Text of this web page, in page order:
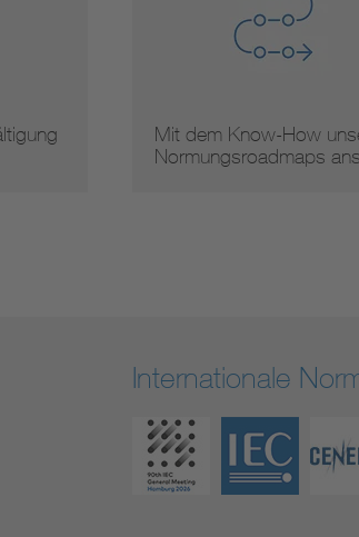
Mit dem Know-How
Normungsroadmaps
Internationale